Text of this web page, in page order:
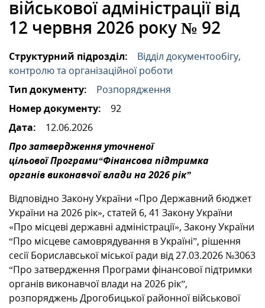
військової адміністрації від
12 червня 2026 року № 92
Структурний підрозділ:
Відділ документообігу,
контролю та організаційної роботи
Тип документу:
Розпорядження
Номер документу:
92
Дата:
12.06.2026
Про затвердження уточненої
цільової Програми“Фінансова підтримка
органіввиконавчої влади на 2026 рік”
Відповідно Закону України «Про Державний бюджет
України на 2026 рік», статей 6, 41 Закону України
«Про місцеві державні адміністрації», Закону України
“Про місцеве самоврядування в Україні”, рішення
сесії Бориславської міської ради від 27.03.2026 №3063
“Про затвердження Програми фінансової підтримки
органів виконавчої влади на 2026 рік”,
розпоряджень Дрогобицької районної військової
ПРО РАЙОН
ДОКУМЕНТИ
ГРОМАДСЬКОСТІ
МІЖНАРОДНА СПІВПРАЦЯ
ТУРИСТУ
МЕДІА
КОНТАКТИ